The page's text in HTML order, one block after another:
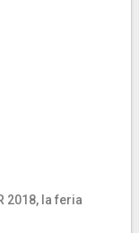
2018, la feria